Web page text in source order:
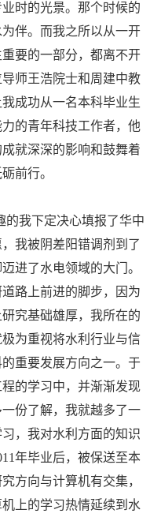
时的光景。那个时候的
伴。而我之所以从一开
要的一部分，都离不开
师王浩院士和周建中教
成功从一名本科毕业生
的青年科技工作者，他
就深深的影响和鼓舞着
前行。
的我下定决心填报了华中
我被阴差阳错调剂到了
进了水电领域的大门。
路上前进的脚步，因为
究基础雄厚，我所在的
为重视将水利行业与信
重要发展方向之一。于
的学习中，并渐渐发现
份了解，我就越多了一
，我对水利方面的知识
年毕业后，被保送至本
方向与计算机有交集，
上的学习热情延续到水